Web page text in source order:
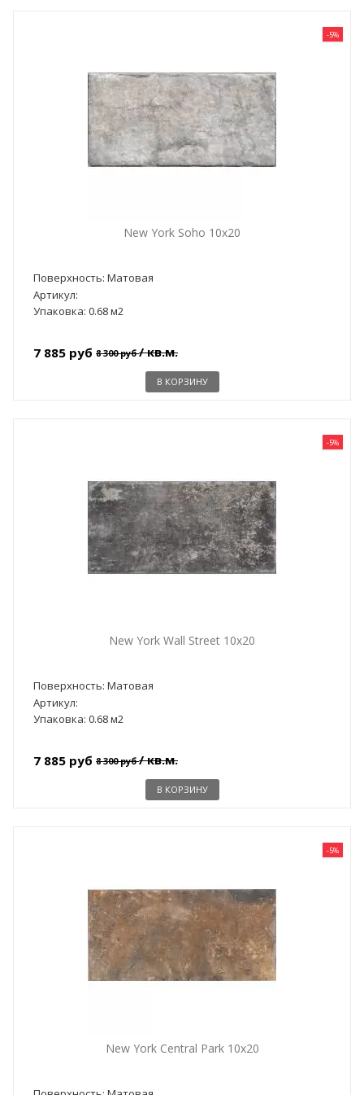
-5%
New York Soho 10x20
Поверхность: Матовая
Артикул:
Упаковка: 0.68 м2
7 885 руб 8 300 руб/ кв.м.
В КОРЗИНУ
-5%
New York Wall Street 10x20
Поверхность: Матовая
Артикул:
Упаковка: 0.68 м2
7 885 руб 8 300 руб/ кв.м.
В КОРЗИНУ
-5%
New York Central Park 10x20